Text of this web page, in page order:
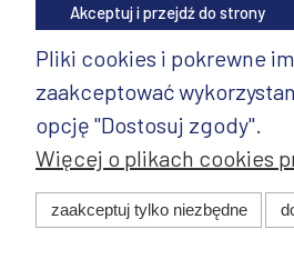
Twoje zamówienia
Ustawienia konta
Gdzie kupić?
© 2025 ANDY Ceramika.
Akceptuj i przejdź do strony
Pliki cookies i pokrewne
zaakceptować
opcję "Dostosuj zgody".
Więcej o plikach cookies
zaakceptuj tylko niezbędne